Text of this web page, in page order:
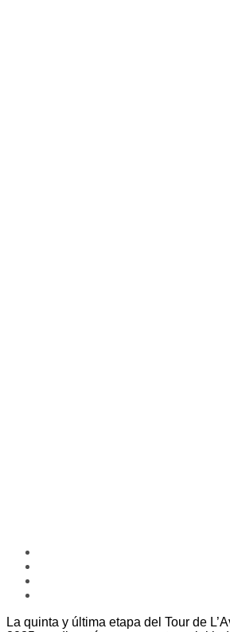
La quinta y última etapa del Tour de